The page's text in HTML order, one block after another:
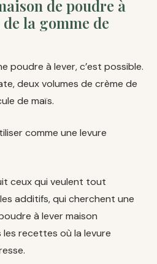
de poudre à
la gomme de
poudre à lever, c’est possible.
deux volumes de crème de
de maïs.
comme une levure
ceux qui veulent tout
additifs, qui cherchent une
à lever maison
recettes où la levure